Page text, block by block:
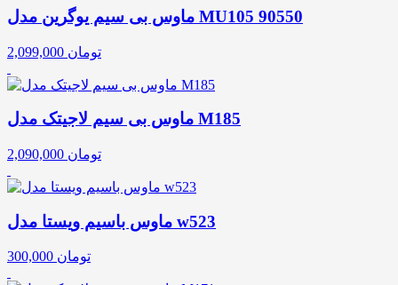
ماوس بی سیم یوگرین مدل MU105 90550
2,099,000 تومان
ماوس بی سیم لاجیتک مدل M185
2,090,000 تومان
ماوس باسیم ویستا مدل w523
300,000 تومان